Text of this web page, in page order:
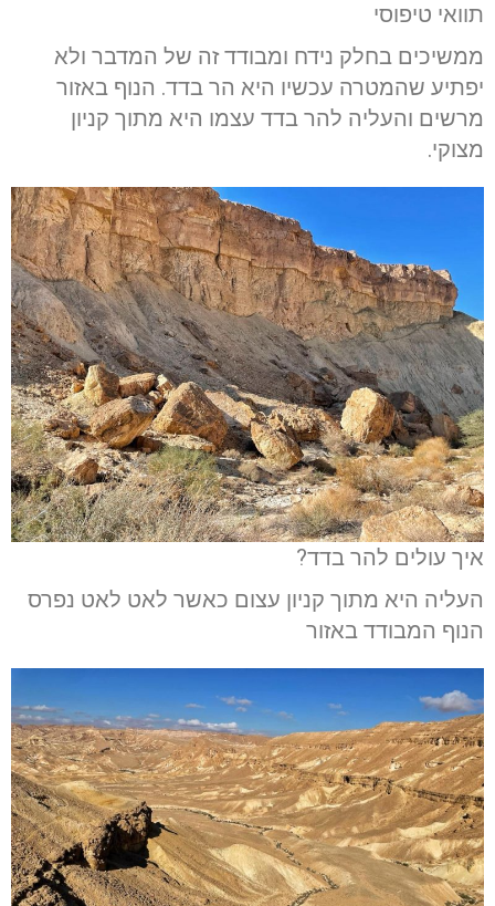
תוואי טיפוסי
ממשיכים בחלק נידח ומבודד זה של המדבר ולא
יפתיע שהמטרה עכשיו היא הר בדד. הנוף באזור
מרשים והעליה להר בדד עצמו היא מתוך קניון
מצוקי.
איך עולים להר בדד?
העליה היא מתוך קניון עצום כאשר לאט לאט נפרס
הנוף המבודד באזור